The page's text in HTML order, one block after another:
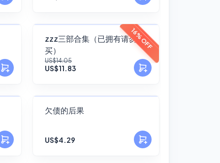
FANSKY16% OFF
zzz三部合集（已拥有请勿购
买）
US$14.05
US$11.83
FANSKY
欠债的后果
US$4.29